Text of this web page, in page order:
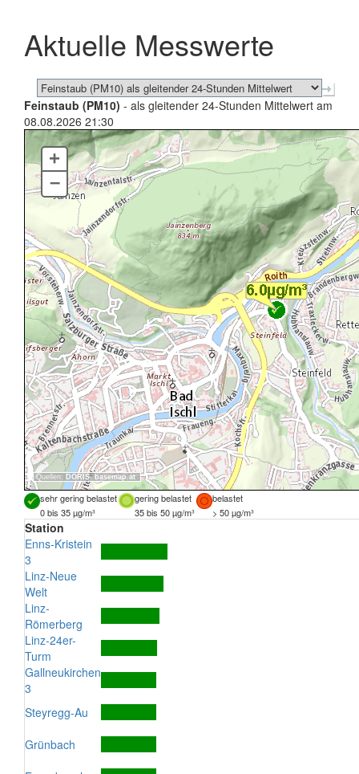
schließen
Aktuelle Messwerte
Feinstaub (PM10) - als gleitender 24-Stunden Mittelwert am
08.08.2026 21:30
Quellen: DORIS, basemap.at
+
–
sehr gering belastet gering belastet
belastet
0 bis 35 µg/m³
35 bis 50 µg/m³ > 50 µg/m³
Station
Enns-Kristein
3
Linz-Neue
Welt
Linz-
Römerberg
Linz-24er-
Turm
Gallneukirchen
3
Steyregg-Au
Grünbach